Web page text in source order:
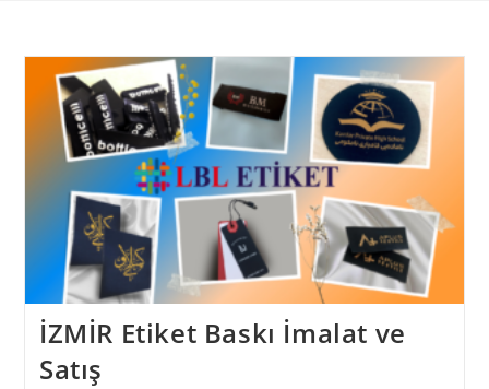
İZMİR Etiket Baskı İmalat ve
Satış